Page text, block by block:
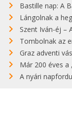
Bastille nap: A
Lángolnak a
Szent Iván-éj –
Tombolnak az
Graz adventi
Már 200 éves a
A nyári napforduló